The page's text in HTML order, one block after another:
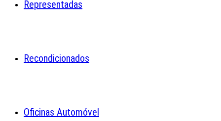
Representadas
Recondicionados
Oficinas Automóvel